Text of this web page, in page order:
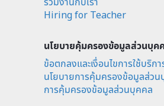
Hiring for Teacher
นโยบายคุ้มครองข้อมูลส่วนบุค
ข้อตกลงและเงื่อนไขการใช้บริกา
นโยบายการคุ้มครองข้อมูลส่ว
การคุ้มครองข้อมูลส่วนบุคคล